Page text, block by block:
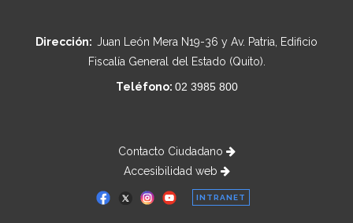
Dirección: Juan León Mera N19-36 y Av. Patria, Edificio
Fiscalía General del Estado (Quito).
Teléfono: 02 3985 800
Contacto Ciudadano
Accesibilidad web
INTRANET